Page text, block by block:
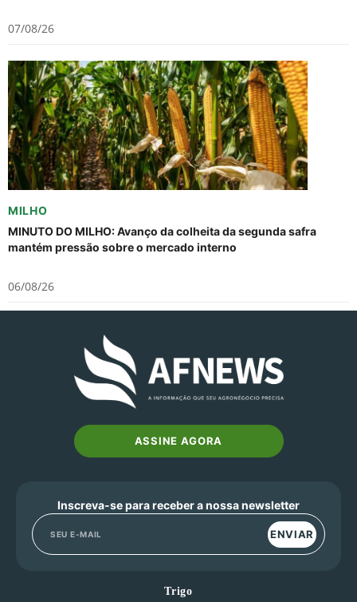
07/08/26
MILHO
MINUTO DO MILHO: Avanço da colheita da segunda safra
mantém pressão sobre o mercado interno
06/08/26
ASSINE AGORA
Inscreva-se para receber a nossa newsletter
ENVIAR
Trigo